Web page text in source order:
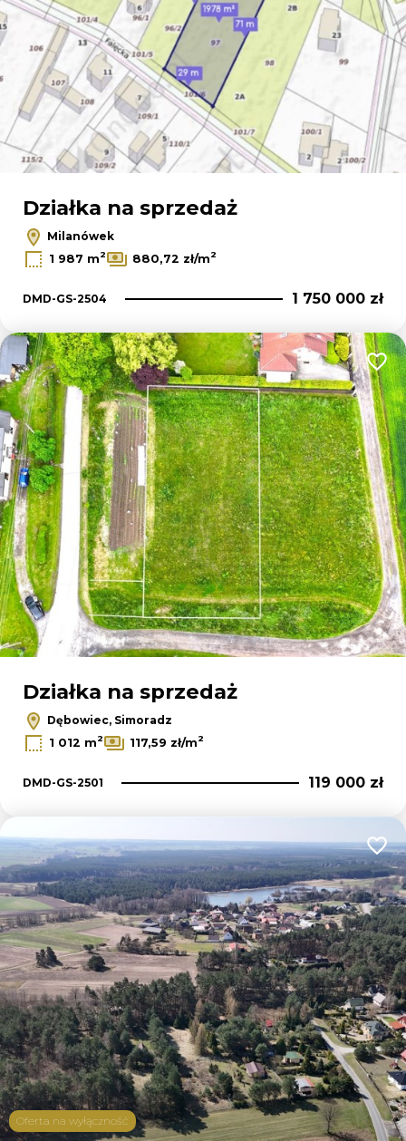
Działka na sprzedaż
Milanówek
1 987 m2 880,72 zł/m2
DMD-GS-2504 1 750 000 zł
Działka na sprzedaż
Dębowiec, Simoradz
1 012 m2 117,59 zł/m2
DMD-GS-2501 119 000 zł
Oferta na wyłączność